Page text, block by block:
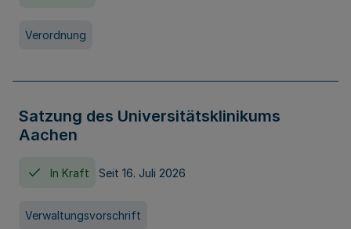
Verordnung
Satzung des Universitätsklinikums
Aachen
In Kraft Seit 16. Juli 2026
Verwaltungsvorschrift